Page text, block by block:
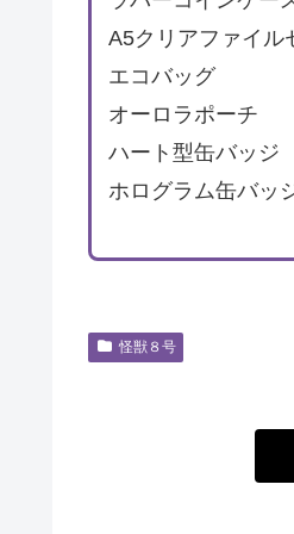
A5クリアファイル
エコバッグ
オーロラポーチ
ハート型缶バッジ
ホログラム缶バッ
怪獣８号